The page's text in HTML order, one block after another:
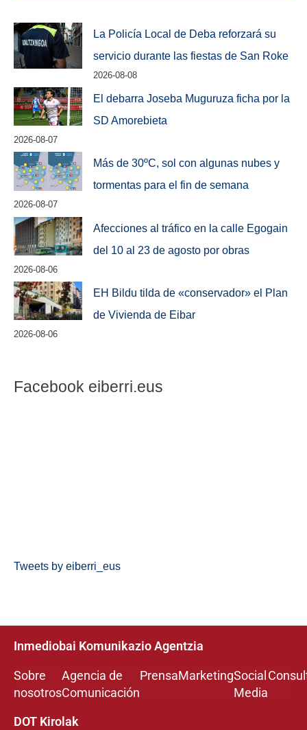
La Policía Local de Deba reforzará su
servicio durante las fiestas de San Roke
2026-08-08
El debarra Joseba Muguruza ficha por la
SD Amorebieta
2026-08-07
Más de 30ºC, sol con algunas nubes y
tormentas para el fin de semana
2026-08-07
Afecciones al tráfico en la calle Egogain
del 10 al 23 de agosto por obras
2026-08-06
EH Bildu tilda de «conservador» el Plan
de Vivienda de Eibar
2026-08-06
Facebook eiberri.eus
Tweets by eiberri_eus
Inmediobai Komunikazio Agentzia
Sobre
nosotros
Agencia de
Comunicación
PrensaMarketingSocial
Media
DOT Kirolak